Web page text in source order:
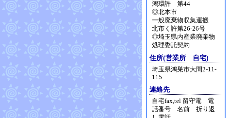
鴻環許 第44
◎北本市
一般廃棄物収集運搬
北市く許第26-26号
◎埼玉県内産業廃棄物
処理委託契約
住所(営業所 自宅)
埼玉県鴻巣市大間2-11-
115
連絡先
自宅fax,tel 留守電 電
話番号 名前 折り返